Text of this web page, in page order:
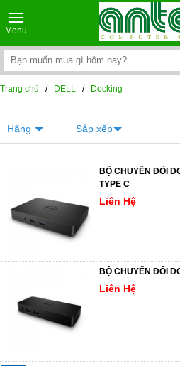
Menu
Trang chủ / DELL / Docking
Hãng Sắp xếp
BỘ CHUYỂN ĐỔI
TYPE C
Liên Hệ
BỘ CHUYỂN ĐỔI
Liên Hệ